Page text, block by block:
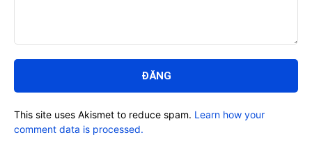
luận:
This site uses Akismet to reduce spam. Learn how your
comment data is processed.